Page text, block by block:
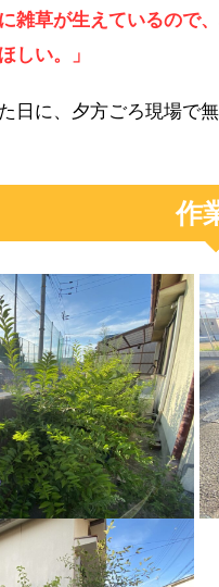
に雑草が生えているので
しい。」
日に、夕方ごろ現場で
作